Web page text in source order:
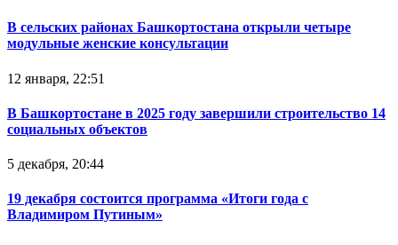
В сельских районах Башкортостана открыли четыре
модульные женские консультации
12 января, 22:51
В Башкортостане в 2025 году завершили строительство 14
социальных объектов
5 декабря, 20:44
19 декабря состоится программа «Итоги года с
Владимиром Путиным»